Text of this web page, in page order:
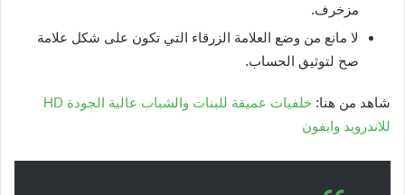
مزخرف.
لا مانع من وضع العلامة الزرقاء التي تكون على شكل علامة
صح لتوثيق الحساب.
شاهد من هنا:
خلفيات عميقة للبنات والشباب عالية الجودة HD
للاندرويد وايفون